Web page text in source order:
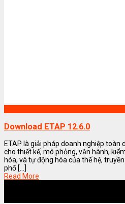
Download ETAP 12.6.0
ETAP là giải pháp doanh nghiệp toàn
cho thiết kế, mô phỏng, vận hành,
hóa, và tự động hóa của thế hệ,
phố [...]
Read More